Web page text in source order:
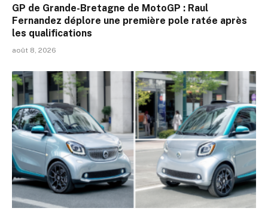
GP de Grande-Bretagne de MotoGP : Raul
Fernandez déplore une première pole ratée après
les qualifications
août 8, 2026